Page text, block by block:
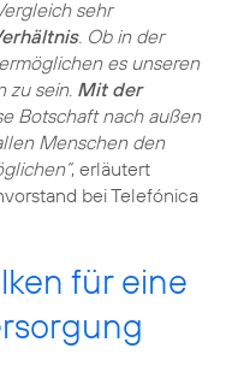
sehr
. Ob in der
es unseren
zu sein. Mit der
Botschaft nach außen
Menschen den
, erläutert
bei Telefónica
für eine